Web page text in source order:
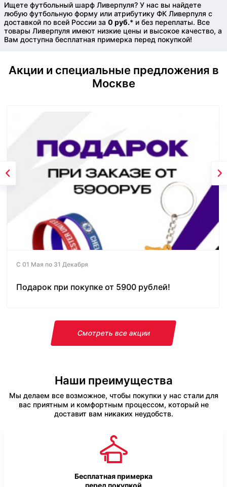
Ищете футбольный шарф Ливерпуля? У нас вы найдете
любую футбольную форму или атрибутику ФК Ливерпуля с
доставкой по всей России за 0 руб.* и без переплаты. Все
товары Ливерпуля имеют низкие цены и высокое качество, а
Вам доступна бесплатная примерка перед покупкой!
Акции и специальные предложения в
Москве
С 01 Мая по 31 Декабря
Подарок при покупке от 5900 рублей!
Смотреть все акции
Наши преимущества
Мы делаем все возможное, чтобы покупки у нас стали для
вас приятным и комфортным процессом, который не
доставит вам никаких неудобств.
Бесплатная примерка
перед покупкой